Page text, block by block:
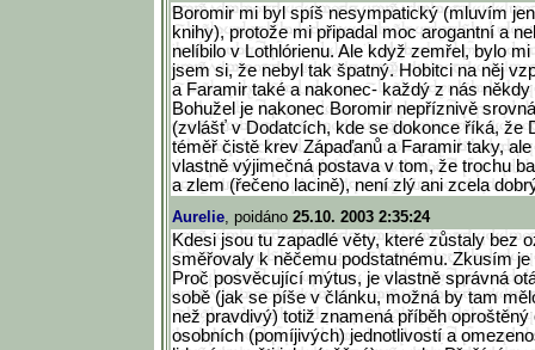
Boromir mi byl spíš nesympatický (mluvím
knihy), protože mi připadal moc arogantní a
nelíbilo v Lothlórienu. Ale když zemřel, bylo
jsem si, že nebyl tak špatný. Hobitci na něj
a Faramir také a nakonec- každý z nás
Bohužel je nakonec Boromir nepříznivě
(zvlášť v Dodatcích, kde se dokonce říká, že
téměř čistě krev Zápaďanů a Faramir taky,
vlastně výjimečná postava v tom, že trochu
a zlem (řečeno lacině), není zlý ani zcela
Aurelie, poidáno 25.10. 2003 2:35:24
Kdesi jsou tu zapadlé věty, které zůstaly bez
směřovaly k něčemu podstatnému. Zkusím
Proč posvěcující mýtus, je vlastně správná
sobě (jak se píše v článku, možná by tam
než pravdivý) totiž znamená příběh
osobních (pomíjivých) jednotlivostí a